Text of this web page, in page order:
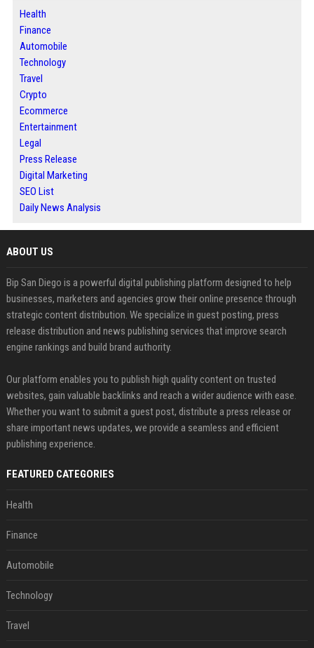
Health
Finance
Automobile
Technology
Travel
Crypto
Ecommerce
Entertainment
Legal
Press Release
Digital Marketing
SEO List
Daily News Analysis
ABOUT US
Bip San Diego is a powerful digital publishing platform designed to help
businesses, marketers and agencies grow their online presence through
strategic content distribution. We specialize in guest posting, press
release distribution and news publishing services that improve search
engine rankings and build brand authority.
Our platform enables you to publish high quality content on trusted
websites, gain valuable backlinks and reach a wider audience with ease.
Whether you want to submit a guest post, distribute a press release or
share important news updates, we provide a seamless and efficient
publishing experience.
FEATURED CATEGORIES
Health
Finance
Automobile
Technology
Travel